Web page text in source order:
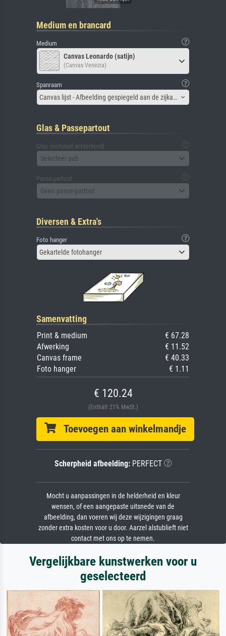
Medium en brancard
Medium
Canvas Leonardo (satijn)
(Canvas Venezia)
Spanraam
Canvas lijst - Afbeelding gespiegeld aan de zijkant
Glas & Passepartout
Glas (inclusief achterbord)
Selecteer aub
Passe-partout
Geen passe-partout
Diversen & Extra's
Foto hanger
Gekartelde fotohanger
Samenvatting
Print & medium
€ 67.28
Afwerking
€ 11.52
Canvas frame
€ 40.33
Foto hanger
€ 1.11
€ 120.24
(Enthält 21% MwSt.)
Toevoegen aan winkelmandje
Scherpheid afbeelding:PERFECT
Mocht u aanpassingen in de helderheid en kleur
wensen, of een aangepaste uitsnede van de
afbeelding, dan voeren wij deze wijzigingen graag
zonder extra kosten voor u door. Aarzel alstublieft niet
contact met ons op te nemen.
Vergelijkbare kunstwerken voor u
geselecteerd